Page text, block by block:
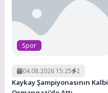
etti.Turkcell Basketbol...
Spor
04.08.2026 15:25 2
Kaykay Şampiyonasının Kalbi